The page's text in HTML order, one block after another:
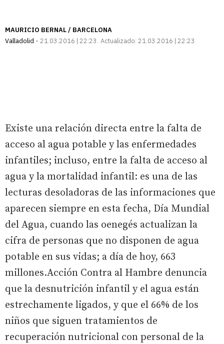
MAURICIO BERNAL / BARCELONA
Valladolid
21.03.2016 | 22:23 Actualizado: 21.03.2016 | 22:23
Existe una relación directa entre la falta de
acceso al agua potable y las enfermedades
infantiles; incluso, entre la falta de acceso al
agua y la mortalidad infantil: es una de las
lecturas desoladoras de las informaciones que
aparecen siempre en esta fecha, Día Mundial
del Agua, cuando las oenegés actualizan la
cifra de personas que no disponen de agua
potable en sus vidas; a día de hoy, 663
millones.Acción Contra al Hambre denuncia
que la desnutrición infantil y el agua están
estrechamente ligados, y que el 66% de los
niños que siguen tratamientos de
recuperación nutricional con personal de la